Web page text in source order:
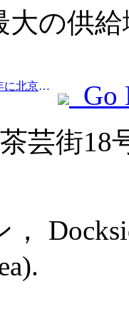
大の供
Prev:北京市文化観光局：2025年に北京市を訪れた観光客は548万人で、前年比39％増加した。
Go
芸街18